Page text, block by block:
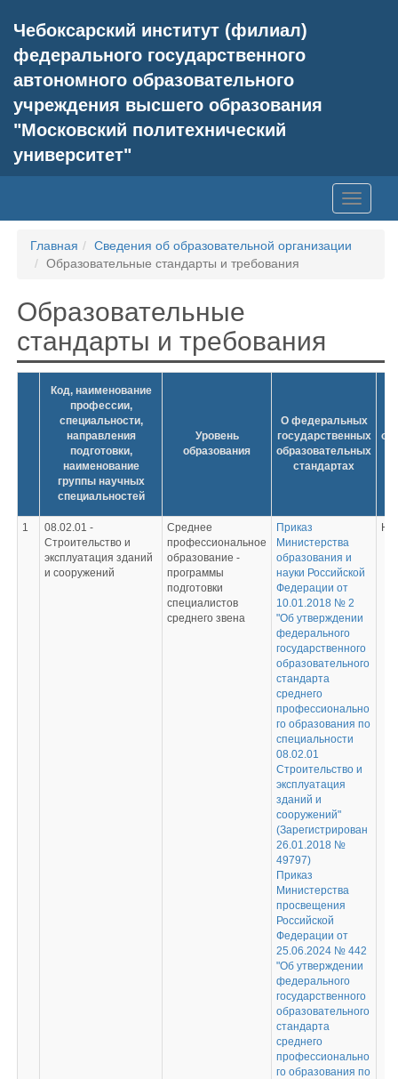
Чебоксарский институт (филиал)
федерального государственного
автономного образовательного
учреждения высшего образования
"Московский политехнический
университет"
Главная
Сведения об образовательной организации
Образовательные стандарты и требования
Образовательные
стандарты и требования
Код, наименование
профессии,
специальности,
направления
подготовки,
наименование
группы научных
специальностей
Уровень
образования
О федеральных
государственных
образовательных
стандартах
1
08.02.01 -
Строительство и
эксплуатация зданий
и сооружений
Среднее
профессиональное
образование -
программы
подготовки
специалистов
среднего звена
Приказ
Министерства
образования и
науки Российской
Федерации от
10.01.2018 № 2
"Об утверждении
федерального
государственного
образовательного
стандарта
среднего
профессионально
го образования по
специальности
08.02.01
Строительство и
эксплуатация
зданий и
сооружений"
(Зарегистрирован
26.01.2018 №
49797)
Приказ
Министерства
просвещения
Российской
Федерации от
25.06.2024 № 442
"Об утверждении
федерального
государственного
образовательного
стандарта
среднего
профессионально
го образования по
Не